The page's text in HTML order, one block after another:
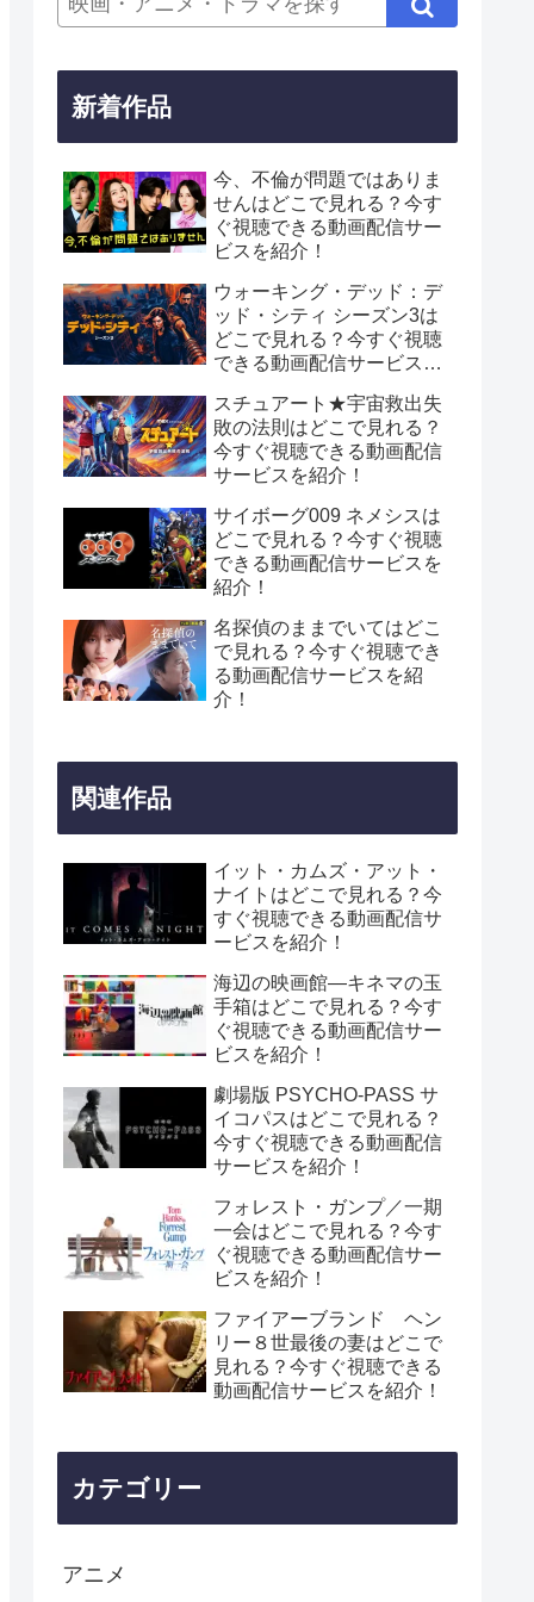
新着作品
今、不倫が問題ではありま
せんはどこで見れる？今す
ぐ視聴できる動画配信サー
ビスを紹介！
ウォーキング・デッド：デ
ッド・シティ シーズン3は
どこで見れる？今すぐ視聴
できる動画配信サービスを
スチュアート★宇宙救出失
敗の法則はどこで見れる？
今すぐ視聴できる動画配信
サービスを紹介！
サイボーグ009 ネメシスは
どこで見れる？今すぐ視聴
できる動画配信サービスを
紹介！
名探偵のままでいてはどこ
で見れる？今すぐ視聴でき
る動画配信サービスを紹
介！
関連作品
イット・カムズ・アット・
ナイトはどこで見れる？今
すぐ視聴できる動画配信サ
ービスを紹介！
海辺の映画館―キネマの玉
手箱はどこで見れる？今す
ぐ視聴できる動画配信サー
ビスを紹介！
劇場版 PSYCHO-PASS サ
イコパスはどこで見れる？
今すぐ視聴できる動画配信
サービスを紹介！
フォレスト・ガンプ／一期
一会はどこで見れる？今す
ぐ視聴できる動画配信サー
ビスを紹介！
ファイアーブランド ヘン
リー８世最後の妻はどこで
見れる？今すぐ視聴できる
動画配信サービスを紹介！
カテゴリー
アニメ